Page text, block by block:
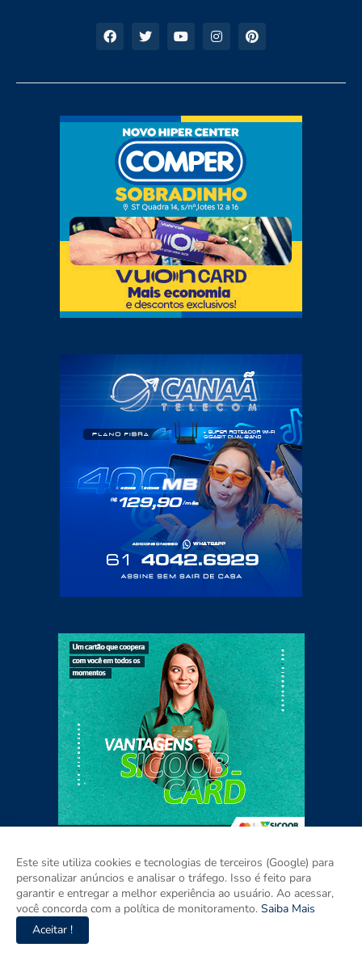
Home Sobre Contato Mídia Kit
Este site utiliza cookies e tecnologias de terceiros (Google) para
personalizar anúncios e analisar o tráfego. Isso é feito para
garantir e entregar a melhor experiência ao usuário. Ao acessar,
você concorda com a política de monitoramento. Saiba Mais
Aceitar !